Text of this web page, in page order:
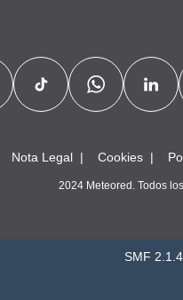
Nota Legal Cookies
2024 Meteored. Todos
SMF